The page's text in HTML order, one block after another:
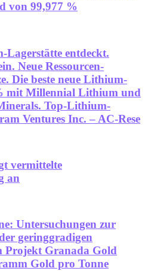
von 99,977 %
Lagerstätte entdeckt.
Neue Ressourcen-
Die beste neue Lithium-
mit Millennial Lithium und
Top-Lithium-
Ventures Inc. – AC-Rese
vermittelte
an
Untersuchungen zur
geringgradigen
Projekt Granada Gold
Gold pro Tonne